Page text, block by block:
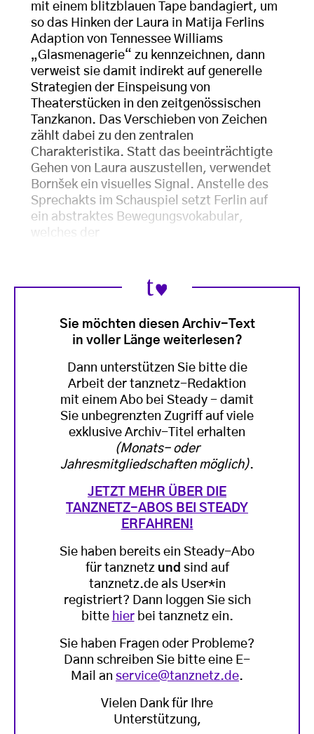
mit einem blitzblauen Tape bandagiert, um
so das Hinken der Laura in Matija Ferlins
Adaption von Tennessee Williams
„Glasmenagerie“ zu kennzeichnen, dann
verweist sie damit indirekt auf generelle
Strategien der Einspeisung von
Theaterstücken in den zeitgenössischen
Tanzkanon. Das Verschieben von Zeichen
zählt dabei zu den zentralen
Charakteristika. Statt das beeinträchtigte
Gehen von Laura auszustellen, verwendet
Bornšek ein visuelles Signal. Anstelle des
Sprechakts im Schauspiel setzt Ferlin auf
ein abstraktes Bewegungsvokabular,
Sie möchten diesen Archiv-Text
in voller Länge weiterlesen?
Dann unterstützen Sie bitte die
Arbeit der tanznetz-Redaktion
mit einem Abo bei Steady - damit
Sie unbegrenzten Zugriff auf viele
exklusive Archiv-Titel erhalten
(Monats- oder
Jahresmitgliedschaften möglich).
JETZT MEHR ÜBER DIE
TANZNETZ-ABOS BEI STEADY
ERFAHREN!
Sie haben bereits ein Steady-Abo
für tanznetz und sind auf
tanznetz.de als User*in
registriert? Dann loggen Sie sich
bitte hierbei tanznetz ein.
Sie haben Fragen oder Probleme?
Dann schreiben Sie bitte eine E-
Mail an service@tanznetz.de.
Vielen Dank für Ihre
Unterstützung,